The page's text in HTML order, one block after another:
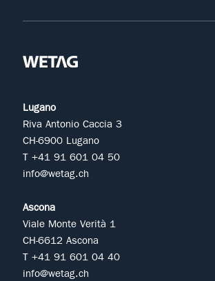
Lugano
Riva Antonio Caccia 3
CH-6900 Lugano
T +41 91 601 04 50
info@wetag.ch
Ascona
Viale Monte Verità 1
CH-6612 Ascona
T +41 91 601 04 40
info@wetag.ch